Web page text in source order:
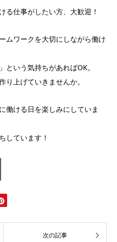
る仕事がしたい方、大歓迎！
ムワークを大切にしながら働け
いう気持ちがあればOK。
り上げていきませんか。
働ける日を楽しみにしていま
しています！